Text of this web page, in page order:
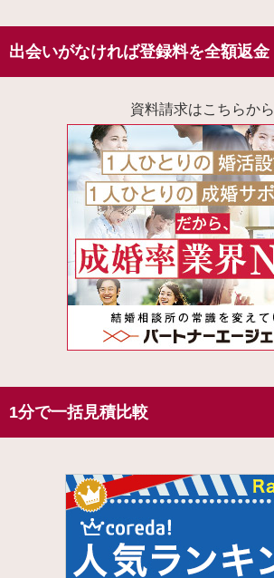
出会いがなければ登録料を全額返金
資料請求はこちらから
1分で一括見積比較